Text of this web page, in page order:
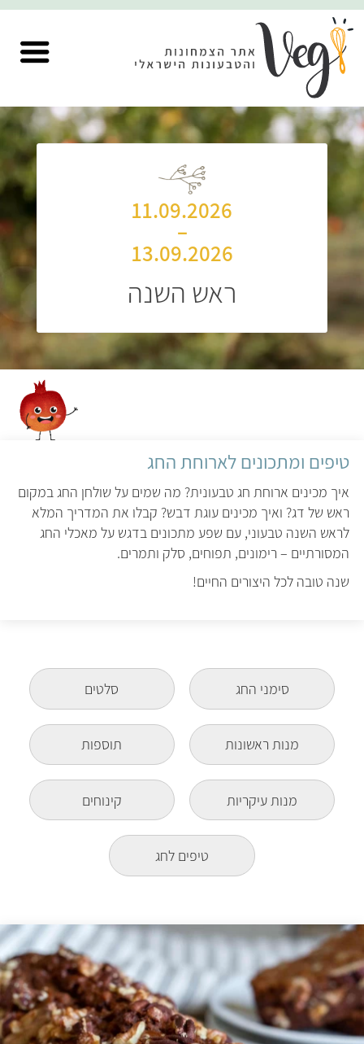
11.09.2026
–
13.09.2026
ראש השנה
טיפים ומתכונים לארוחת החג
איך מכינים ארוחת חג טבעונית? מה שמים על שולחן החג במקום
ראש של דג? ואיך מכינים עוגת דבש? קבלו את המדריך המלא
לראש השנה טבעוני, עם שפע מתכונים בדגש על מאכלי החג
המסורתיים – רימונים, תפוחים, סלק ותמרים.
שנה טובה לכל היצורים החיים!
סימני החג סלטים
מנות ראשונות תוספות
מנות עיקריות קינוחים
טיפים לחג